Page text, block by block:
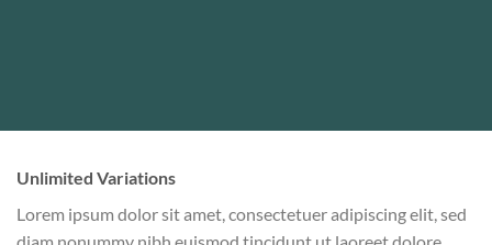
Unlimited Variations
Lorem ipsum dolor sit amet, consectetuer adipiscing elit, sed